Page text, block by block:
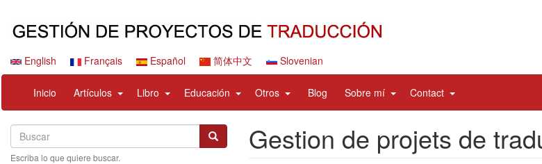
principalEnglish Français Español 简体中文 Slovenian
principale
Inicio Artículos expandLibro expandEducación expand
items
Otros expand
items
Blog Sobre mí expand
items
Contact expand
items
account
menu
Search
Buscar Buscar
Escriba lo que quiere buscar.
Gestion de projets de